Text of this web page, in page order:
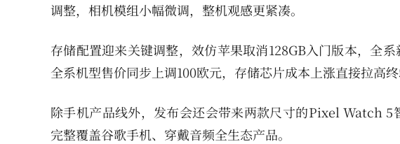
调整，相机模组小幅微调，整机观感更紧凑。
存储配置迎来关键调整，效仿苹果取消128GB入门版本，全
全系机型售价同步上调100欧元，存储芯片成本上涨直接拉高终
除手机产品线外，发布会还会带来两款尺寸的Pixel Watch 5
完整覆盖谷歌手机、穿戴音频全生态产品。